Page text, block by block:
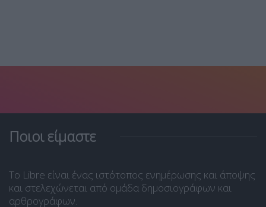
Ποιοι είμαστε
Το Libre είναι ένας ιστότοπος ενημέρωσης και άποψης
και στελεχώνεται από ομάδα δημοσιογράφων και
αρθρογράφων.